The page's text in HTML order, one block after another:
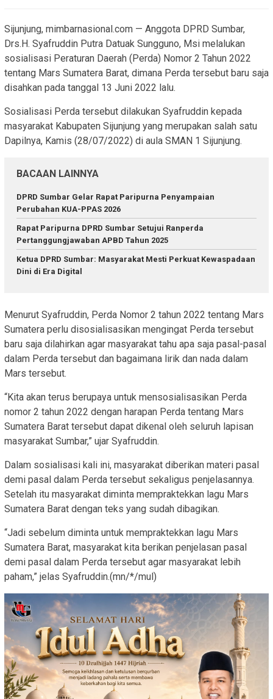
Sijunjung, mimbarnasional.com — Anggota DPRD Sumbar,
Drs.H. Syafruddin Putra Datuak Sungguno, Msi melalukan
sosialisasi Peraturan Daerah (Perda) Nomor 2 Tahun 2022
tentang Mars Sumatera Barat, dimana Perda tersebut baru saja
disahkan pada tanggal 13 Juni 2022 lalu.
Sosialisasi Perda tersebut dilakukan Syafruddin kepada
masyarakat Kabupaten Sijunjung yang merupakan salah satu
Dapilnya, Kamis (28/07/2022) di aula SMAN 1 Sijunjung.
BACAAN LAINNYA
DPRD Sumbar Gelar Rapat Paripurna Penyampaian
Perubahan KUA-PPAS 2026
Rapat Paripurna DPRD Sumbar Setujui Ranperda
Pertanggungjawaban APBD Tahun 2025
Ketua DPRD Sumbar: Masyarakat Mesti Perkuat Kewaspadaan
Dini di Era Digital
Menurut Syafruddin, Perda Nomor 2 tahun 2022 tentang Mars
Sumatera perlu disosialisasikan mengingat Perda tersebut
baru saja dilahirkan agar masyarakat tahu apa saja pasal-pasal
dalam Perda tersebut dan bagaimana lirik dan nada dalam
Mars tersebut.
“Kita akan terus berupaya untuk mensosialisasikan Perda
nomor 2 tahun 2022 dengan harapan Perda tentang Mars
Sumatera Barat tersebut dapat dikenal oleh seluruh lapisan
masyarakat Sumbar,” ujar Syafruddin.
Dalam sosialisasi kali ini, masyarakat diberikan materi pasal
demi pasal dalam Perda tersebut sekaligus penjelasannya.
Setelah itu masyarakat diminta mempraktekkan lagu Mars
Sumatera Barat dengan teks yang sudah dibagikan.
“Jadi sebelum diminta untuk mempraktekkan lagu Mars
Sumatera Barat, masyarakat kita berikan penjelasan pasal
demi pasal dalam Perda tersebut agar masyarakat lebih
paham,” jelas Syafruddin.(mn/*/mul)